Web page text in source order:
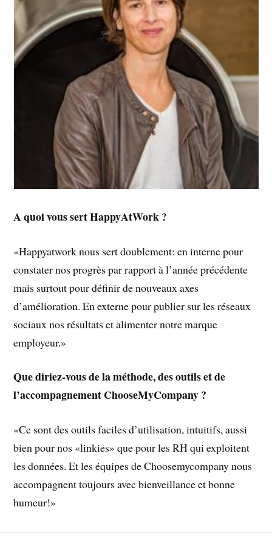
A quoi vous sert HappyAtWork ?
«Happyatwork nous sert doublement: en interne pour
constater nos progrès par rapport à l’année précédente
mais surtout pour définir de nouveaux axes
d’amélioration. En externe pour publier sur les réseaux
sociaux nos résultats et alimenter notre marque
employeur.»
Que diriez-vous de la méthode, des outils et de
l’accompagnement ChooseMyCompany ?
«Ce sont des outils faciles d’utilisation, intuitifs, aussi
bien pour nos «linkies» que pour les RH qui exploitent
les données. Et les équipes de Choosemycompany nous
accompagnent toujours avec bienveillance et bonne
humeur!»